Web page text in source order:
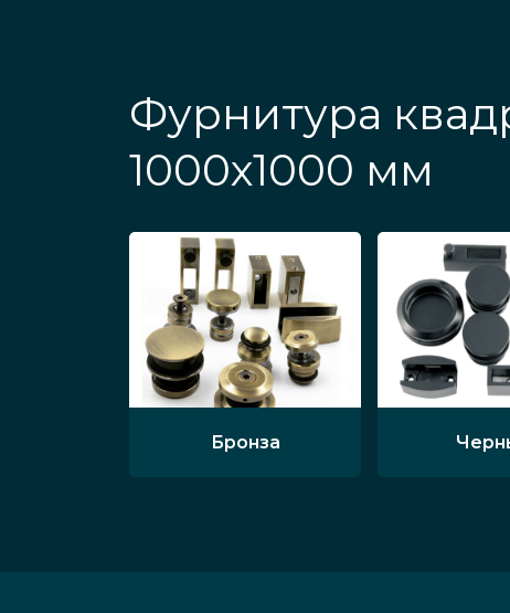
Фурнитура
1000х1000 мм
Бронза